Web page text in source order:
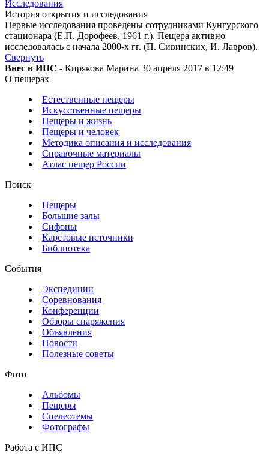
Исследования
История открытия и исследования
Первые исследования проведены сотрудниками Кунгурского
стационара (Е.П. Дорофеев, 1961 г.). Пещера активно
исследовалась с начала 2000-х гг. (П. Сивинских, И. Лавров).
Свернуть
Внес в ИПС - Кирякова Марина 30 апреля 2017 в 12:49
О пещерах
Естественные пещеры
Искусственные пещеры
Пещеры и жизнь
Пещеры и человек
Методика описания и исследования
Справочные материалы
Атлас пещер России
Поиск
Пещеры
Большие залы
Сифоны
Карстовые источники
Библиотека
События
Экспедиции
Соревнования
Конференции
Обзоры снаряжения
Объявления
Новости
Полезные советы
Фото
Альбомы
Пещеры
Спелеотемы
Фотографы
Работа с ИПС